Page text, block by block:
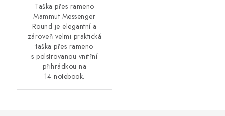
Taška přes rameno
Mammut Messenger
Round je elegantní a
zároveň velmi praktická
taška přes rameno
s polstrovanou vnitřní
přihrádkou na
14 notebook.